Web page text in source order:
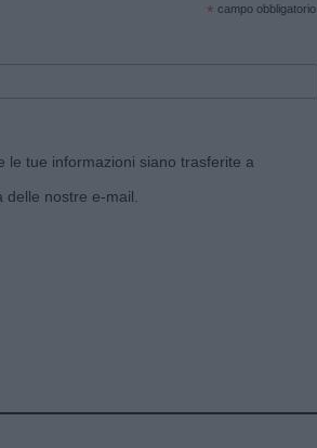
* campo obbligatorio
le tue informazioni siano trasferite a
nostre e-mail.